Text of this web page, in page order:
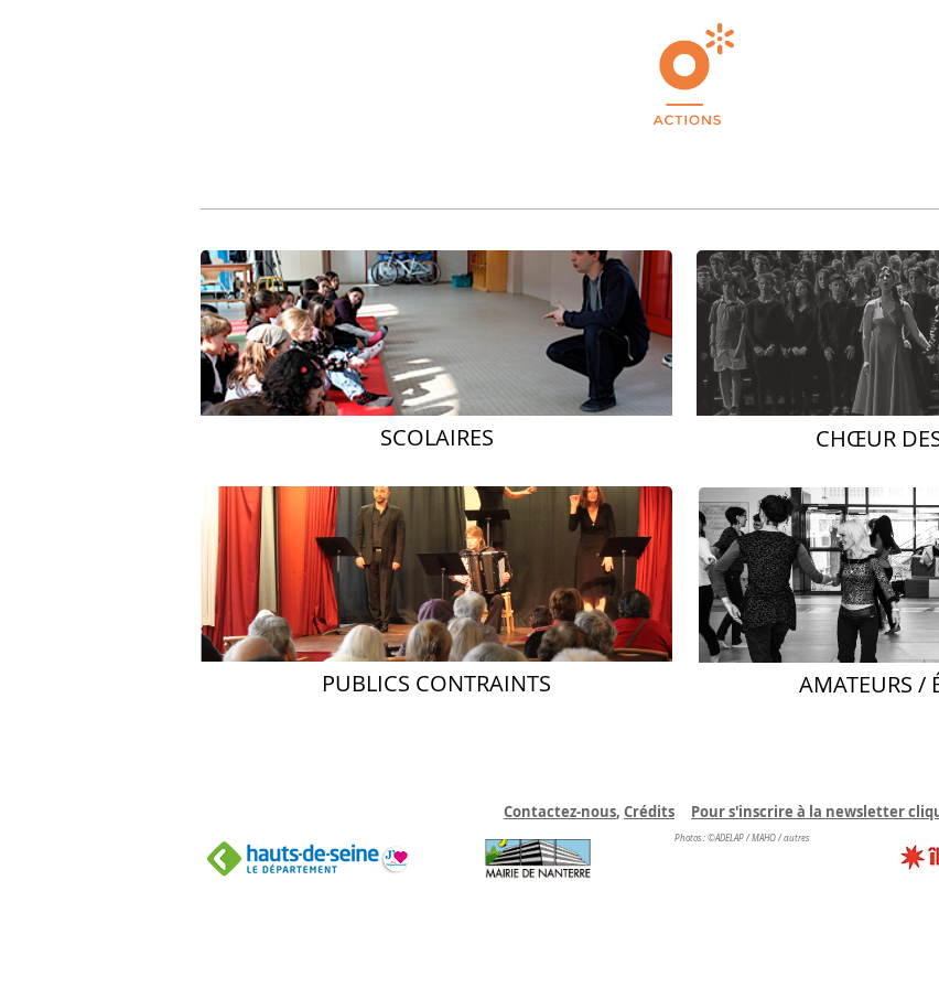
SCOLAIRES
PUBLICS CONTRAINTS
CHŒUR
AMATEURS /
Contactez-nous, Crédits Pour s'inscrire à la newsletter
Photos : ©ADELAP / MAHO / autres